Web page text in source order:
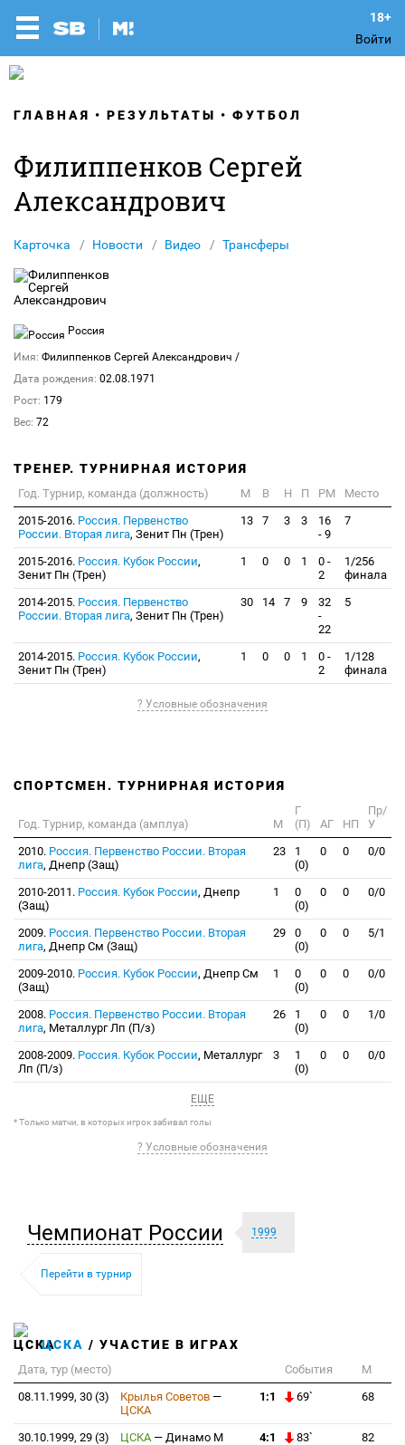
Войти
ГЛАВНАЯ РЕЗУЛЬТАТЫ ФУТБОЛ
Филиппенков Сергей
Александрович
Карточка Новости Видео Трансферы
Россия
Имя: Филиппенков Сергей Александрович /
Дата рождения: 02.08.1971
Рост: 179
Вес: 72
ТРЕНЕР. ТУРНИРНАЯ ИСТОРИЯ
Год. Турнир, команда (должность) М В Н П РМ
Место
2015-2016. Россия. Первенство
России. Вторая лига, Зенит Пн (Трен)
13 7 3 3
16
- 9
7
2015-2016. Россия. Кубок России,
Зенит Пн (Трен)
1 0 0 1
0 -
2
1/256
финала
2014-2015. Россия. Первенство
России. Вторая лига, Зенит Пн (Трен)
30 14 7 9
32
-
22
5
2014-2015. Россия. Кубок России,
Зенит Пн (Трен)
1 0 0 1
0 -
2
1/128
финала
? Условные обозначения
СПОРТСМЕН. ТУРНИРНАЯ ИСТОРИЯ
Год. Турнир, команда (амплуа) М
Г
(П)
АГ НП
Пр/
У
2010. Россия. Первенство России. Вторая
лига, Днепр (Защ)
23
1
(0)
0 0 0/0
2010-2011. Россия. Кубок России, Днепр
(Защ)
1
0
(0)
0 0 0/0
2009. Россия. Первенство России. Вторая
лига, Днепр См (Защ)
29
0
(0)
0 0 5/1
2009-2010. Россия. Кубок России, Днепр См
(Защ)
1
0
(0)
0 0 0/0
2008. Россия. Первенство России. Вторая
лига, Металлург Лп (П/з)
26
1
(0)
0 0 1/0
2008-2009. Россия. Кубок России, Металлург
Лп (П/з)
3
1
(0)
0 0 0/0
ЕЩЕ
* Только матчи, в которых игрок забивал голы
? Условные обозначения
Чемпионат России 1999
Перейти в турнир
ЦСКА / УЧАСТИЕ В ИГРАХ
Дата, тур (место) События
М
08.11.1999, 30 (3)
Крылья Советов —
ЦСКА
1:1 69` 68
30.10.1999, 29 (3) ЦСКА — Динамо М 4:1 83`
82